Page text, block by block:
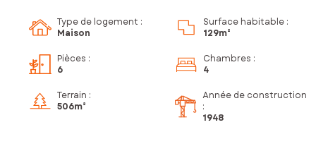
Type de logement :
Maison
Surface habitable :
129m²
Pièces :
6
Chambres :
4
Terrain :
506m²
Année de construction
:
1948